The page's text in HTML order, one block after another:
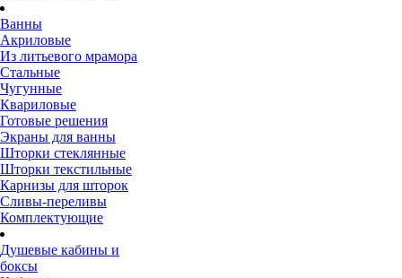
Ванны
Акриловые
Из литьевого мрамора
Стальные
Чугунные
Квариловые
Готовые решения
Экраны для ванны
Шторки стеклянные
Шторки текстильные
Карнизы для шторок
Сливы-переливы
Комплектующие
Душевые кабины и
боксы